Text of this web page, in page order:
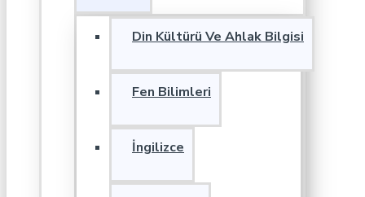
Din Kültürü Ve Ahlak Bilgisi
Fen Bilimleri
İngilizce